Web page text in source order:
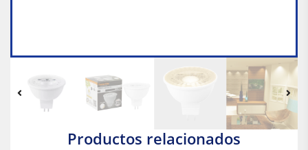
Productos relacionados